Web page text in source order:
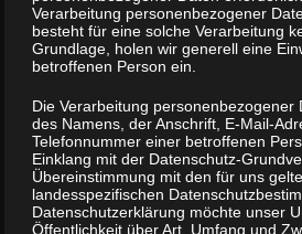
Frau
Wörterbüdchen
Nachbarschaft
Verarbeitung personenbezogener
besteht für eine solche Verarbeitung
Grundlage, holen wir generell eine
betroffenen Person ein.
Die Verarbeitung personenbezogener
des Namens, der Anschrift, E-Mail-
Telefonnummer einer betroffenen
Einklang mit der Datenschutz-
Übereinstimmung mit den für uns
landesspezifischen
Datenschutzerklärung möchte unser
Öffentlichkeit über Art, Umfang und